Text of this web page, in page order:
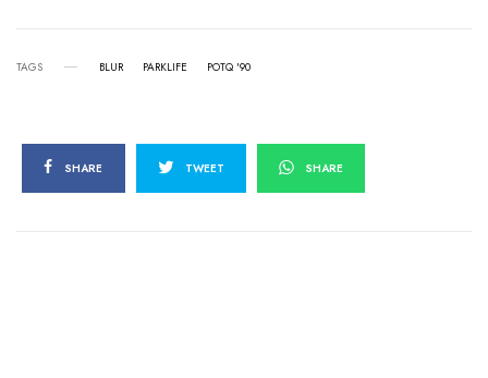
TAGS BLUR PARKLIFE POTQ '90
SHARE TWEET SHARE